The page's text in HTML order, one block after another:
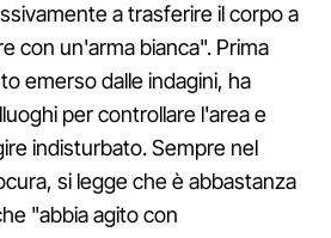
a trasferire il corpo a
con un'arma bianca". Prima
emerso dalle indagini, ha
per controllare l'area e
indisturbato. Sempre nel
si legge che è abbastanza
"abbia agito con